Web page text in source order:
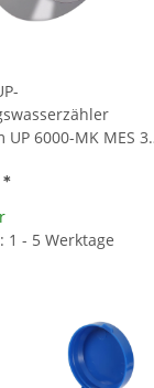
UP 6000-MK MES 3
*
1 - 5 Werktage